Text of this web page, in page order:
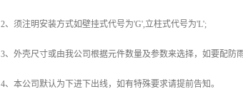
2、须注明安装方式如壁挂式代号为'G',立柱式代号为'L';
3、外壳尺寸或由我公司根据元件数量及参数来选择，如要配防
4、本公司默认为下进下出线，如有特殊要求请提前告知。